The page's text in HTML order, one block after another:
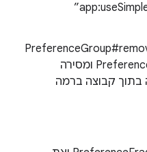
שמוצאת באופן רקורסיבי Preference ומסירה
בתוך קבוצה ברמה